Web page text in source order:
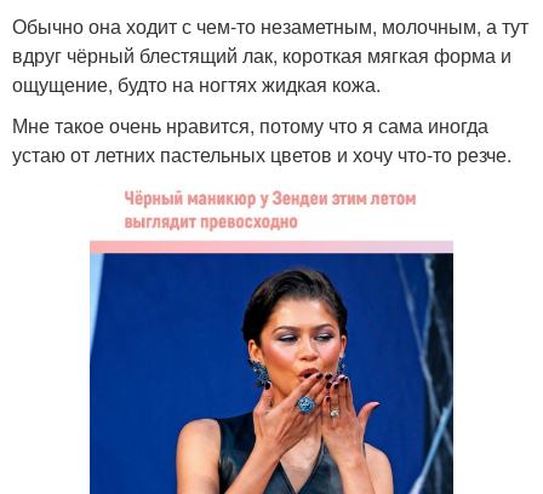
Обычно она ходит с чем-то незаметным, молочным, а тут
вдруг чёрный блестящий лак, короткая мягкая форма и
ощущение, будто на ногтях жидкая кожа.
Мне такое очень нравится, потому что я сама иногда
устаю от летних пастельных цветов и хочу что-то резче.